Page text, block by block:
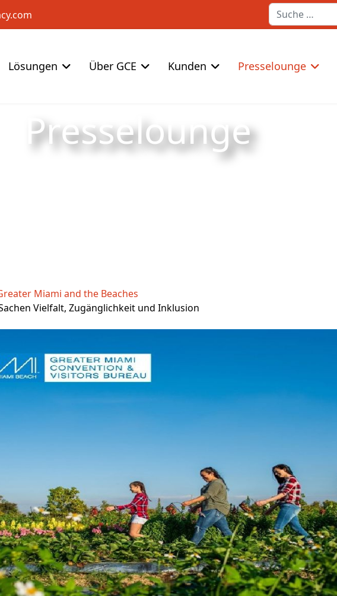
Suchen
Lösungen Über GCE Kunden Presselounge
Presselounge
Miami and the Beaches
Vielfalt, Zugänglichkeit und Inklusion